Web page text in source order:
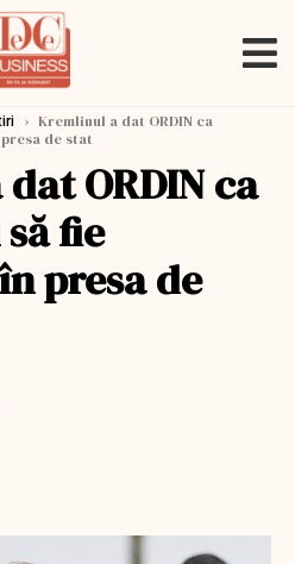
› Kremlinul a dat ORDIN ca
presa de stat
ORDIN ca
fie
presa de